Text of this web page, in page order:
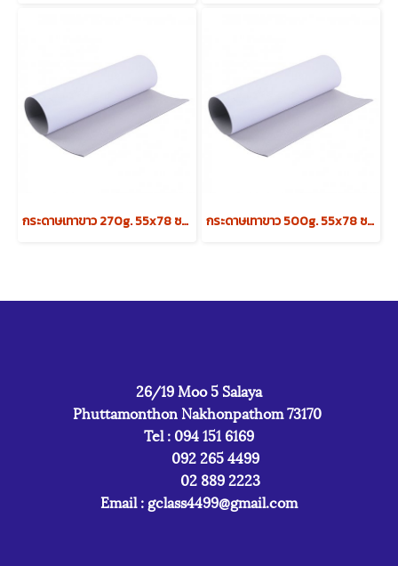
กระดาษเทาขาว 270g. 55x78 ซม. (100 แผ่น) กระดาษเทาขาว 500g. 55x78 ซม. (50 แผ่น)
26/19 Moo 5 Salaya
Phuttamonthon Nakhonpathom 73170
Tel : 094 151 6169
092 265 4499
02 889 2223
Email : gclass4499@gmail.com